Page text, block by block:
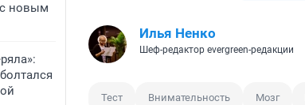
новым
Илья Ненко
Шеф-редактор evergreen-редакции
Тест Внимательность Мозг